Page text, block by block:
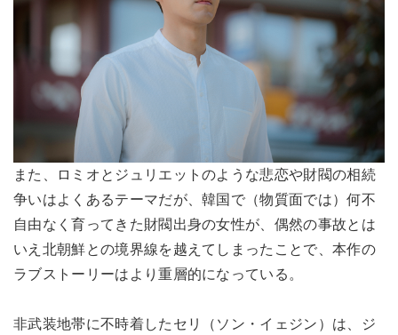
また、ロミオとジュリエットのような悲恋や財閥の相続
争いはよくあるテーマだが、韓国で（物質面では）何不
自由なく育ってきた財閥出身の女性が、偶然の事故とは
いえ北朝鮮との境界線を越えてしまったことで、本作の
ラブストーリーはより重層的になっている。
非武装地帯に不時着したセリ（ソン・イェジン）は、ジ